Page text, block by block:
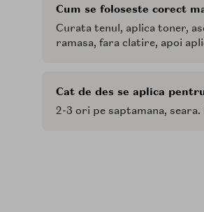
Cum se foloseste corect
Curata tenul, aplica toner,
ramasa, fara clatire, apoi
Cat de des se aplica
2-3 ori pe saptamana,